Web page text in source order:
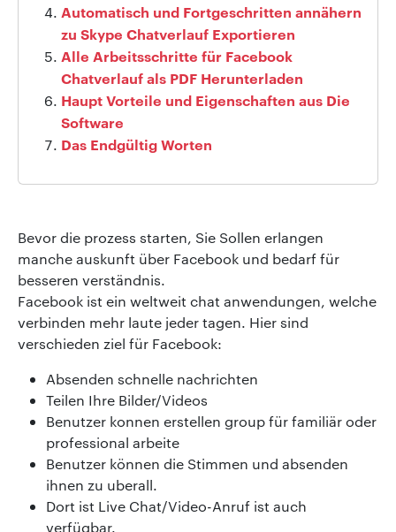
Automatisch und Fortgeschritten annähern
zu Skype Chatverlauf Exportieren
Alle Arbeitsschritte für Facebook
Chatverlauf als PDF Herunterladen
Haupt Vorteile und Eigenschaften aus Die
Software
Das Endgültig Worten
Bevor die prozess starten, Sie Sollen erlangen
manche auskunft über Facebook und bedarf für
besseren verständnis.
Facebook ist ein weltweit chat anwendungen, welche
verbinden mehr laute jeder tagen. Hier sind
verschieden ziel für Facebook:
Absenden schnelle nachrichten
Teilen Ihre Bilder/Videos
Benutzer konnen erstellen group für familiär oder
professional arbeite
Benutzer können die Stimmen und absenden
ihnen zu uberall.
Dort ist Live Chat/Video-Anruf ist auch
verfügbar.